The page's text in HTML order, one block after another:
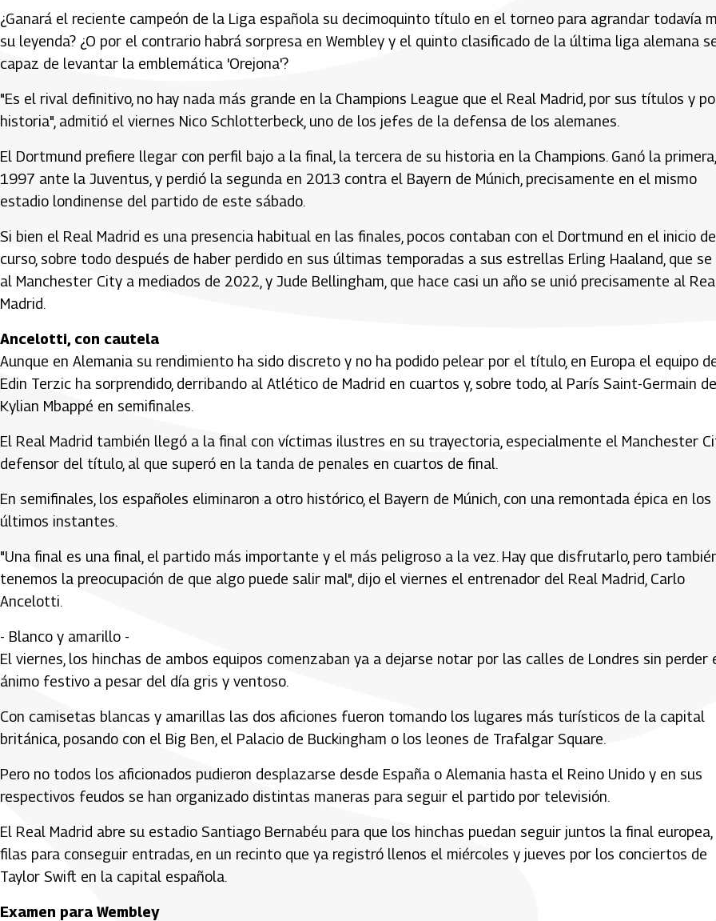
¿Ganará el reciente campeón de la Liga española su decimoquinto título en el torneo para agrandar todavía
su leyenda? ¿O por el contrario habrá sorpresa en Wembley y el quinto clasificado de la última liga alemana
capaz de levantar la emblemática 'Orejona'?
"Es el rival definitivo, no hay nada más grande en la Champions League que el Real Madrid, por sus títulos y
historia", admitió el viernes Nico Schlotterbeck, uno de los jefes de la defensa de los alemanes.
El Dortmund prefiere llegar con perfil bajo a la final, la tercera de su historia en la Champions. Ganó la
1997 ante la Juventus, y perdió la segunda en 2013 contra el Bayern de Múnich, precisamente en el mismo
estadio londinense del partido de este sábado.
Si bien el Real Madrid es una presencia habitual en las finales, pocos contaban con el Dortmund en el inicio
curso, sobre todo después de haber perdido en sus últimas temporadas a sus estrellas Erling Haaland, que
al Manchester City a mediados de 2022, y Jude Bellingham, que hace casi un año se unió precisamente al
Madrid.
Ancelotti, con cautela
Aunque en Alemania su rendimiento ha sido discreto y no ha podido pelear por el título, en Europa el equipo
Edin Terzic ha sorprendido, derribando al Atlético de Madrid en cuartos y, sobre todo, al París Saint-Germain de
Kylian Mbappé en semifinales.
El Real Madrid también llegó a la final con víctimas ilustres en su trayectoria, especialmente el Manchester
defensor del título, al que superó en la tanda de penales en cuartos de final.
En semifinales, los españoles eliminaron a otro histórico, el Bayern de Múnich, con una remontada épica en los
últimos instantes.
"Una final es una final, el partido más importante y el más peligroso a la vez. Hay que disfrutarlo, pero
tenemos la preocupación de que algo puede salir mal", dijo el viernes el entrenador del Real Madrid, Carlo
Ancelotti.
- Blanco y amarillo -
El viernes, los hinchas de ambos equipos comenzaban ya a dejarse notar por las calles de Londres sin perder
ánimo festivo a pesar del día gris y ventoso.
Con camisetas blancas y amarillas las dos aficiones fueron tomando los lugares más turísticos de la capital
británica, posando con el Big Ben, el Palacio de Buckingham o los leones de Trafalgar Square.
Pero no todos los aficionados pudieron desplazarse desde España o Alemania hasta el Reino Unido y en sus
respectivos feudos se han organizado distintas maneras para seguir el partido por televisión.
El Real Madrid abre su estadio Santiago Bernabéu para que los hinchas puedan seguir juntos la final europea,
filas para conseguir entradas, en un recinto que ya registró llenos el miércoles y jueves por los conciertos de
Taylor Swift en la capital española.
Examen para Wembley